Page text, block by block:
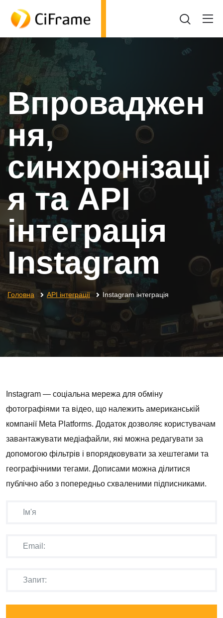
Впроваджен
ня,
синхронізаці
я та API
інтеграція
Instagram
Головна API інтеграції Instagram інтеграція
Instagram — соціальна мережа для обміну
фотографіями та відео, що належить американській
компанії Meta Platforms. Додаток дозволяє користувачам
завантажувати медіафайли, які можна редагувати за
допомогою фільтрів і впорядковувати за хештегами та
географічними тегами. Дописами можна ділитися
публічно або з попередньо схваленими підписниками.